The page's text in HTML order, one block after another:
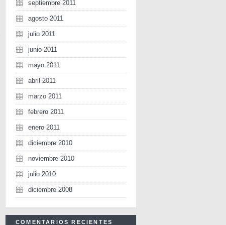
septiembre 2011
agosto 2011
julio 2011
junio 2011
mayo 2011
abril 2011
marzo 2011
febrero 2011
enero 2011
diciembre 2010
noviembre 2010
julio 2010
diciembre 2008
COMENTARIOS RECIENTES